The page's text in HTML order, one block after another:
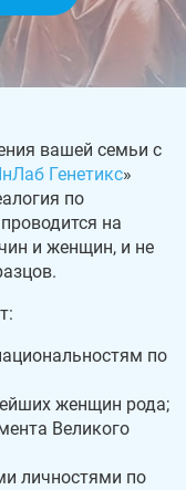
вашей семьи с
Генетикс»
по
на
и женщин, и не
по
женщин рода;
Великого
личностями по